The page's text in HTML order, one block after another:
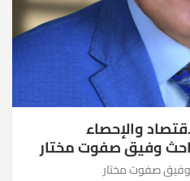
والإحصاء
وفيق صفوت مختار
وفيق صفوت مختار